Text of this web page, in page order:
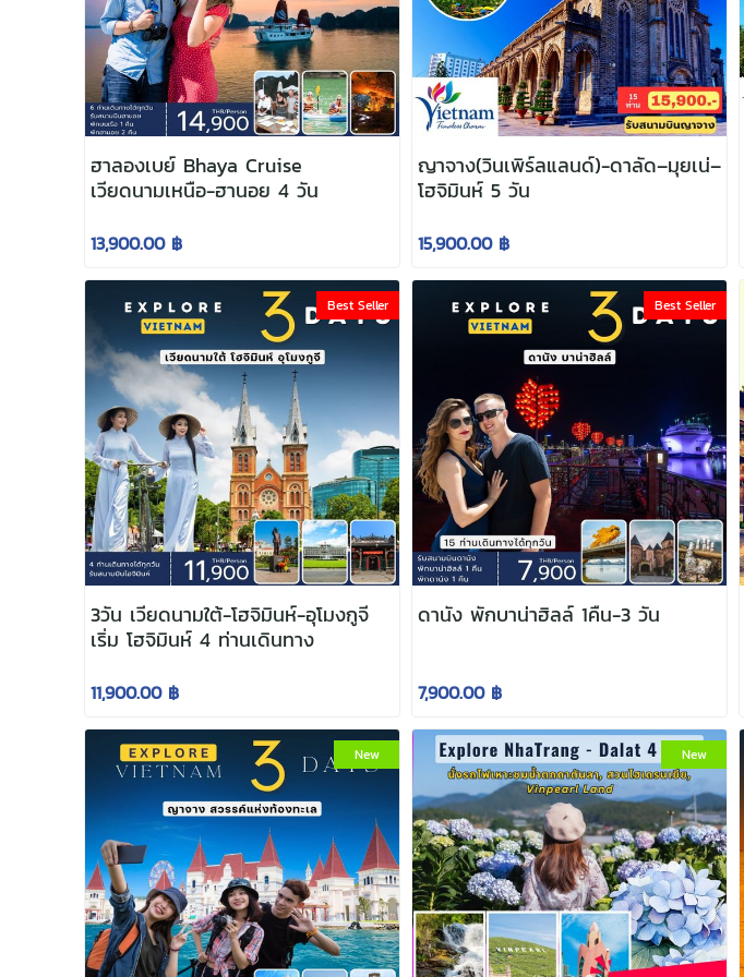
ฮาลองเบย์ Bhaya Cruise
เวียดนามเหนือ-ฮานอย 4 วัน
13,900.00 ฿
ญาจาง(วินเพิร์ลแลนด์)-ดาลัด–มุยเน่–
โฮจิมินห์ 5 วัน
15,900.00 ฿
Best Seller
3วัน เวียดนามใต้-โฮจิมินห์-อุโมงกูจี
เริ่ม โฮจิมินห์ 4 ท่านเดินทาง
11,900.00 ฿
Best Seller
ดานัง พักบาน่าฮิลล์ 1คืน-3 วัน
7,900.00 ฿
New New